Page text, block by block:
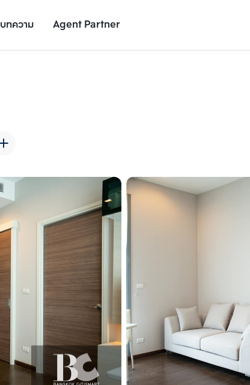
บทความ Agent Partner
รายละเอียดยูนิต
เพิ่มยูนิตเปรียบเทียบ
รายการที่ 2
เพิ่มยูนิตเปรียบเทียบ